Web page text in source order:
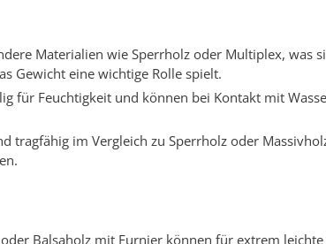
Materialien wie Sperrholz oder Multiplex, was
Gewicht eine wichtige Rolle spielt.
für Feuchtigkeit und können bei Kontakt mit
tragfähig im Vergleich zu Sperrholz oder
Balsaholz mit Furnier können für extrem